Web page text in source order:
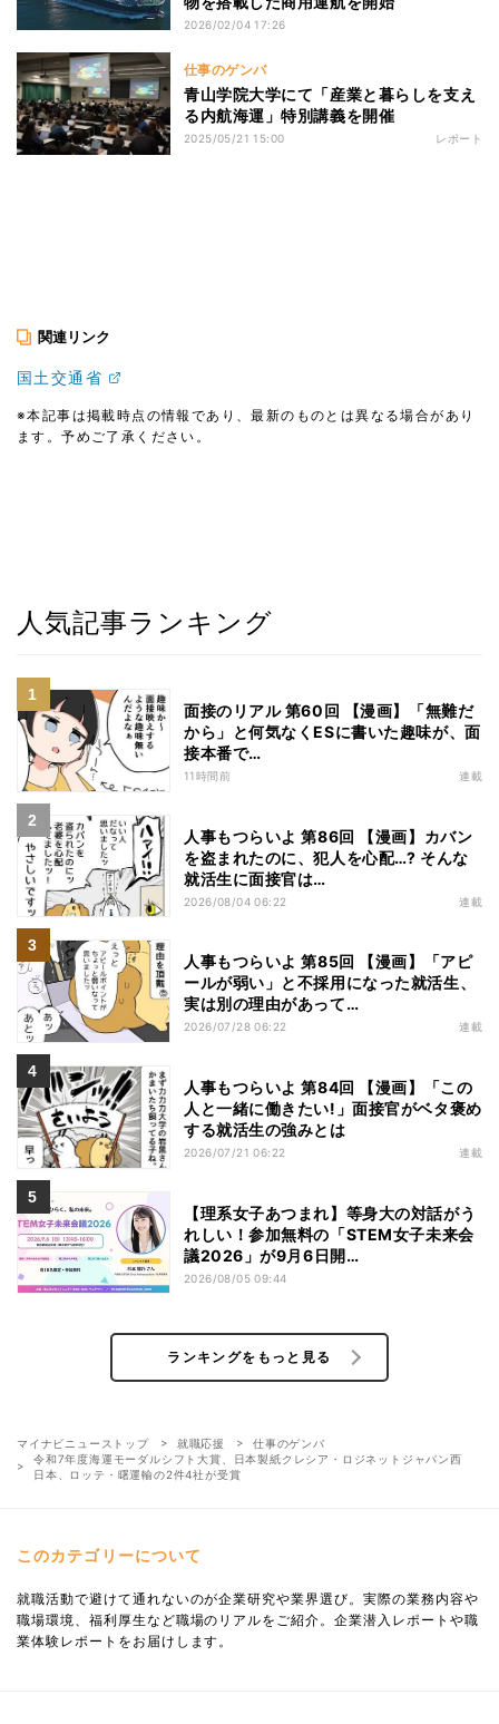
2026/02/04 17:26
仕事のゲンバ
青山学院大学にて「産業と暮らしを支え
る内航海運」特別講義を開催
2025/05/21 15:00 レポート
関連リンク
国土交通省
※本記事は掲載時点の情報であり、最新のものとは異なる場合があり
ます。予めご了承ください。
人気記事ランキング
面接のリアル 第60回 【漫画】「無難だ
から」と何気なくESに書いた趣味が、面
接本番で…
11時間前 連載
人事もつらいよ 第86回 【漫画】カバン
を盗まれたのに、犯人を心配…? そんな
就活生に面接官は…
2026/08/04 06:22 連載
人事もつらいよ 第85回 【漫画】「アピ
ールが弱い」と不採用になった就活生、
実は別の理由があって…
2026/07/28 06:22 連載
人事もつらいよ 第84回 【漫画】「この
人と一緒に働きたい!」面接官がベタ褒め
する就活生の強みとは
2026/07/21 06:22 連載
【理系女子あつまれ】等身大の対話がう
れしい！参加無料の「STEM女子未来会
議2026」が9月6日開…
2026/08/05 09:44
ランキングをもっと見る
マイナビニューストップ 就職応援
仕事のゲンバ
令和7年度海運モーダルシフト大賞、日本製紙クレシア・ロジネットジャパン西
日本、ロッテ・曙運輸の2件4社が受賞
このカテゴリーについて
就職活動で避けて通れないのが企業研究や業界選び。実際の業務内容や
職場環境、福利厚生など職場のリアルをご紹介。企業潜入レポートや職
業体験レポートをお届けします。